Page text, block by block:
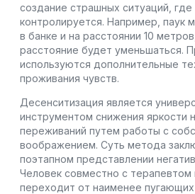
создание страшных ситуаций, где
контролируется. Например, паук
в банке и на расстоянии 10
расстояние будет уменьшаться.
используются дополнительные
проживания чувств.
Десенситизация является
инструментом снижения яркости
переживаний путем работы с
воображением. Суть метода
поэтапном представлении
Человек совместно с терапевтом
переходит от наименее пугающих